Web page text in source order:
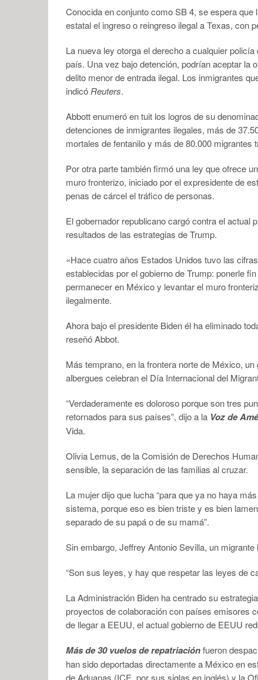
Conocida en conjunto como SB 4, se espera
estatal el ingreso o reingreso ilegal a Texas, con
La nueva ley otorga el derecho a cualquier
país. Una vez bajo detención, podrían aceptar la
delito menor de entrada ilegal. Los inmigrantes
indicó Reuters.
Abbott enumeró en tuit los logros de su
detenciones de inmigrantes ilegales, más de
mortales de fentanilo y más de 80.000
Por otra parte también firmó una ley que ofrece
muro fronterizo, iniciado por el expresidente de
penas de cárcel el tráfico de personas.
El gobernador republicano cargó contra el actual
resultados de las estrategias de Trump.
«Hace cuatro años Estados Unidos tuvo las
establecidas por el gobierno de Trump: ponerle
permanecer en México y levantar el muro
ilegalmente.
Ahora bajo el presidente Biden él ha eliminado
reseñó Abbot.
Más temprano, en la frontera norte de México,
albergues celebran el Día Internacional del
“Verdaderamente es doloroso porque son tres
retornados para sus países”, dijo a la Voz de
Vida.
Olivia Lemus, de la Comisión de Derechos
sensible, la separación de las familias al cruzar.
La mujer dijo que lucha “para que ya no haya
sistema, porque eso es bien triste y es bien
separado de su papá o de su mamá”.
Sin embargo, Jeffrey Antonio Sevilla, un
“Son sus leyes, y hay que respetar las leyes de
La Administración Biden ha centrado su
proyectos de colaboración con países emisores
de llegar a EEUU, el actual gobierno de EEUU
Más de 30 vuelos de repatriaciónfueron
han sido deportadas directamente a México en
de Aduanas (ICE, por sus siglas en inglés) y la